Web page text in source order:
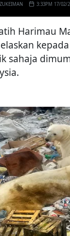
3:33PM 17/02/
Harimau
sahaja